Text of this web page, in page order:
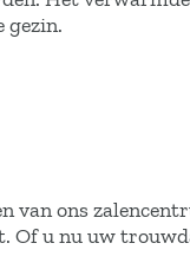
gezin.
van ons
Of u nu uw